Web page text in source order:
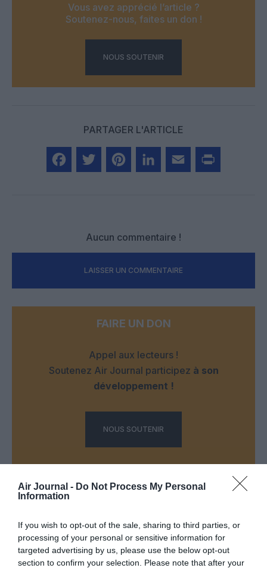
Air Journal - Do Not Process My Personal
Information
If you wish to opt-out of the sale, sharing to third parties, or
processing of your personal or sensitive information for
targeted advertising by us, please use the below opt-out
section to confirm your selection. Please note that after your
Vous avez apprécié l’article ?
Soutenez-nous, faites un don !
NOUS SOUTENIR
PARTAGER L'ARTICLE
Aucun commentaire !
LAISSER UN COMMENTAIRE
FAIRE UN DON
Appel aux lecteurs !
Soutenez Air Journal participez à son
développement !
NOUS SOUTENIR
DERNIERS COMMENTAIRES